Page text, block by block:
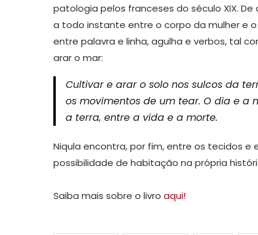
patologia pelos franceses do século XIX.
a todo instante entre o corpo da mulher e
entre palavra e linha, agulha e verbos, tal
arar o mar:
Cultivar e arar o solo nos sulcos da
os movimentos de um tear. O dia e a
a terra, entre a vida e a morte.
Niqula encontra, por fim, entre os tecidos
possibilidade de habitação na própria
Saiba mais sobre o livro aqui!